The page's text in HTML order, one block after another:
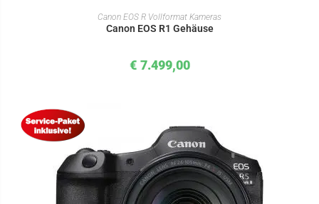
IN DEN WARENKORB
Canon EOS R Vollformat Kameras
Canon EOS R1 Gehäuse
€ 7.499,00